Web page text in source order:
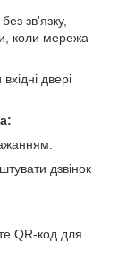
зв'язку,
коли мережа
двері
дзвінок
QR-код для